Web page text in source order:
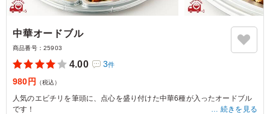
中華オードブル
商品番号： 25903
4.00 3件
980円 （税込）
人気のエビチリを筆頭に、点心を盛り付けた中華6種が入ったオードブル
です！
続きを見る